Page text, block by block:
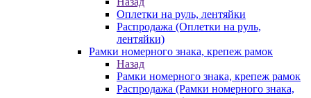
Оплетки на руль, лентяйки
Распродажа (Оплетки на руль,
лентяйки)
Рамки номерного знака, крепеж рамок
Назад
Рамки номерного знака, крепеж рамок
Распродажа (Рамки номерного знака,